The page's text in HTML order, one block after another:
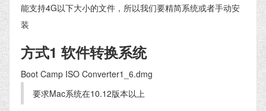
能支持4G以下大小的文件，所以我们要精简系统或者手动安
装
方式1 软件转换系统
Boot Camp ISO Converter1_6.dmg
要求Mac系统在10.12版本以上